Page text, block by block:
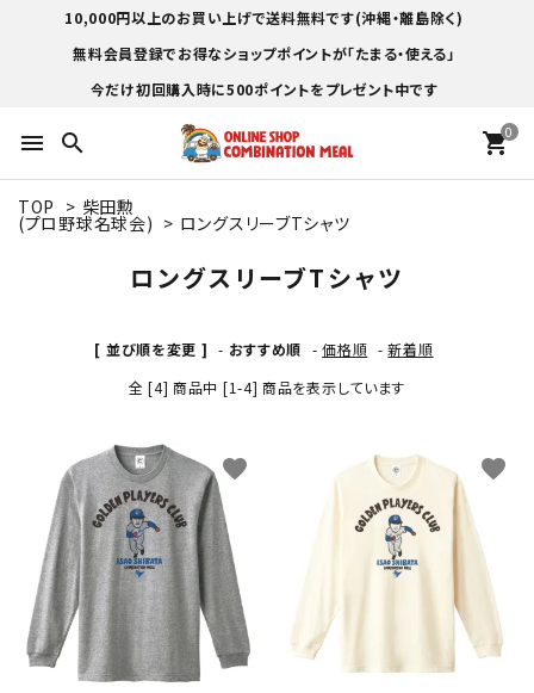
10,000円以上のお買い上げで送料無料です(沖縄・離島除く)
無料会員登録でお得なショップポイントが「たまる・使える」
今だけ初回購入時に500ポイントをプレゼント中です
menu search 0
shopping_cart
TOP > 柴田勲
(プロ野球名球会) > ロングスリーブTシャツ
ロングスリーブTシャツ
[ 並び順を変更 ] - おすすめ順 -価格順 -新着順
全 [4] 商品中 [1-4] 商品を表示しています
favorite favorite